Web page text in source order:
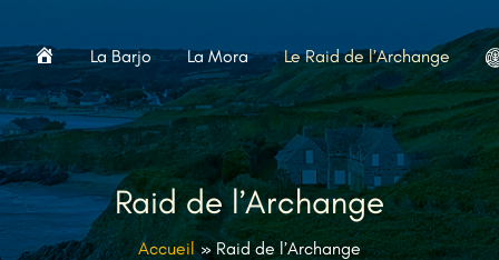
A
c
u
e
i
La Barjo La Mora Le Raid de l’Archange
Raid de l’Archange
Accueil Raid de l’Archange